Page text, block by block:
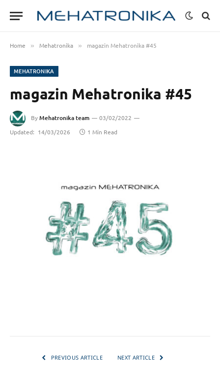
Home » Mehatronika » magazin Mehatronika #45
MEHATRONIKA
magazin Mehatronika #45
ByMehatronika team
03/02/2022
Updated: 14/03/2026 1 Min Read
PREVIOUS ARTICLE NEXT ARTICLE